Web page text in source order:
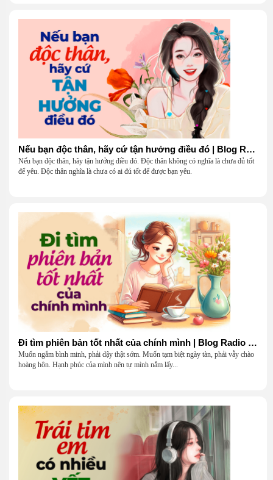
Nếu bạn độc thân, hãy cứ tận hưởng điều đó | Blog Radio 904
Nếu bạn độc thân, hãy tận hưởng điều đó. Độc thân không có nghĩa là chưa đủ tốt
để yêu. Độc thân nghĩa là chưa có ai đủ tốt để được bạn yêu.
Đi tìm phiên bản tốt nhất của chính mình | Blog Radio 903
Muốn ngắm bình minh, phải dậy thật sớm. Muốn tạm biệt ngày tàn, phải vẫy chào
hoàng hôn. Hạnh phúc của mình nên tự mình nắm lấy...